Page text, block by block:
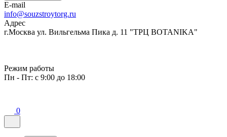
E-mail
info@souzstroytorg.ru
Адрес
г.Москва ул. Вильгельма Пика д. 11 "ТРЦ BOTANIKA"
Режим работы
Пн - Пт: с 9:00 до 18:00
0